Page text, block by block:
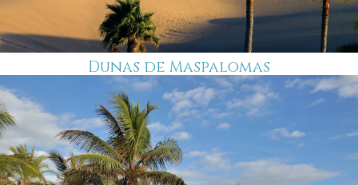
Dunas de Maspalomas